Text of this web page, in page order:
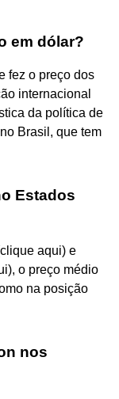
em dólar?
fez o preço dos
internacional
da política de
Brasil, que tem
Estados
aqui) e
o preço médio
na posição
nos